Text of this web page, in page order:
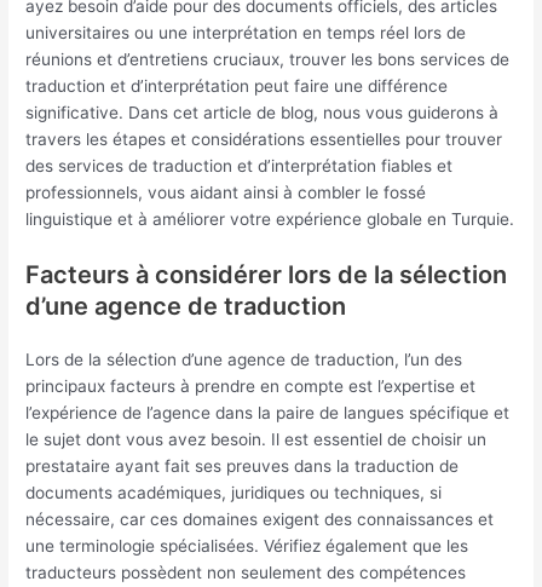
ayez besoin d’aide pour des documents officiels, des articles
universitaires ou une interprétation en temps réel lors de
réunions et d’entretiens cruciaux, trouver les bons services de
traduction et d’interprétation peut faire une différence
significative. Dans cet article de blog, nous vous guiderons à
travers les étapes et considérations essentielles pour trouver
des services de traduction et d’interprétation fiables et
professionnels, vous aidant ainsi à combler le fossé
linguistique et à améliorer votre expérience globale en Turquie.
Facteurs à considérer lors de la sélection
d’une agence de traduction
Lors de la sélection d’une agence de traduction, l’un des
principaux facteurs à prendre en compte est l’expertise et
l’expérience de l’agence dans la paire de langues spécifique et
le sujet dont vous avez besoin. Il est essentiel de choisir un
prestataire ayant fait ses preuves dans la traduction de
documents académiques, juridiques ou techniques, si
nécessaire, car ces domaines exigent des connaissances et
une terminologie spécialisées. Vérifiez également que les
traducteurs possèdent non seulement des compétences